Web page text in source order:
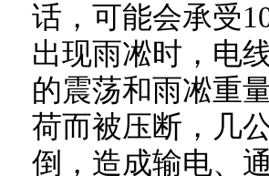
话，可能会承受
出现雨凇时，电
的震荡和雨凇重
荷而被压断，几
倒，造成输电、